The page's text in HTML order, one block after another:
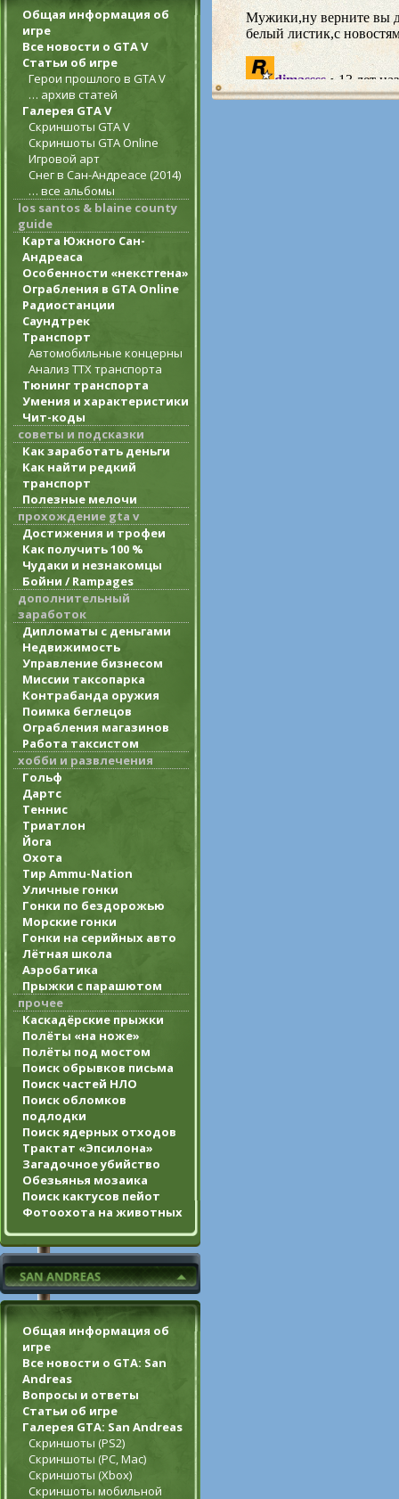
Общая информация об
игре
Все новости о GTA V
Статьи об игре
Герои прошлого в GTA V
… архив статей
Галерея GTA V
Скриншоты GTA V
Скриншоты GTA Online
Игровой арт
Снег в Сан-Андреасе (2014)
… все альбомы
los santos & blaine county
guide
Карта Южного Сан-
Андреаса
Особенности «некстгена»
Ограбления в GTA Online
Радиостанции
Саундтрек
Транспорт
Автомобильные концерны
Анализ ТТХ транспорта
Тюнинг транспорта
Умения и характеристики
Чит-коды
советы и подсказки
Как заработать деньги
Как найти редкий
транспорт
Полезные мелочи
прохождение gta v
Достижения и трофеи
Как получить 100 %
Чудаки и незнакомцы
Бойни / Rampages
дополнительный
заработок
Дипломаты с деньгами
Недвижимость
Управление бизнесом
Миссии таксопарка
Контрабанда оружия
Поимка беглецов
Ограбления магазинов
Работа таксистом
хобби и развлечения
Гольф
Дартс
Теннис
Триатлон
Йога
Охота
Тир Ammu-Nation
Уличные гонки
Гонки по бездорожью
Морские гонки
Гонки на серийных авто
Лётная школа
Аэробатика
Прыжки с парашютом
прочее
Каскадёрские прыжки
Полёты «на ноже»
Полёты под мостом
Поиск обрывков письма
Поиск частей НЛО
Поиск обломков
подлодки
Поиск ядерных отходов
Трактат «Эпсилона»
Загадочное убийство
Обезьянья мозаика
Поиск кактусов пейот
Фотоохота на животных
Общая информация об
игре
Все новости о GTA: San
Andreas
Вопросы и ответы
Статьи об игре
Галерея GTA: San Andreas
Скриншоты (PS2)
Скриншоты (PC, Mac)
Скриншоты (Xbox)
Скриншоты мобильной